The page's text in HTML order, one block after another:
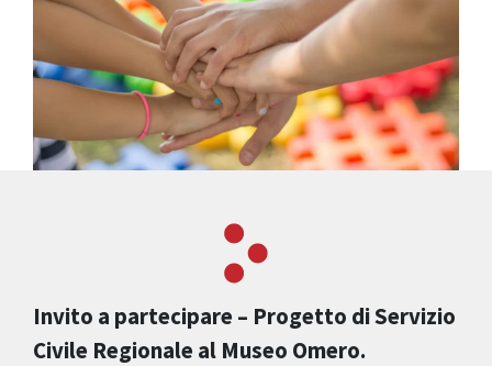
Invito a partecipare – Progetto di Servizio
Civile Regionale al Museo Omero.